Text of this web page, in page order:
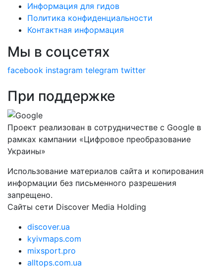
Информация для гидов
Политика конфиденциальности
Контактная информация
Мы в соцсетях
facebook instagram telegram twitter
При поддержке
Проект реализован в сотрудничестве с Google в
рамках кампании «Цифровое преобразование
Украины»
Использование материалов сайта и копирования
информации без письменного разрешения
запрещено.
Сайты сети Discover Media Holding
discover.ua
kyivmaps.com
mixsport.pro
alltops.com.ua